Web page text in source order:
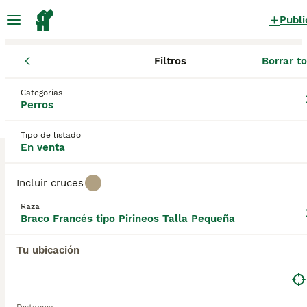
Filtros Borrar
Categorías
Perros
Tipo de listado
En venta
Incluir cruces
Raza
Braco Francés tipo Pirineos Talla Pequeña
Tu ubicación
Braco Francés tipo Pirineos Cachorros en
0 Cachorros encontrados
Sólo puro
Guardar búsqueda